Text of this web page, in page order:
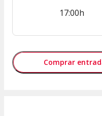
17:00h
Comprar